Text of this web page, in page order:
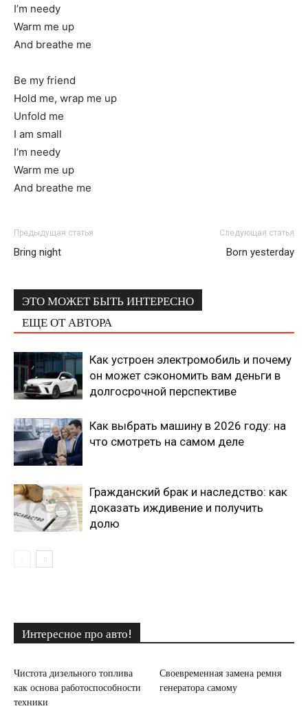
I’m needy
Warm me up
And breathe me
Be my friend
Hold me, wrap me up
Unfold me
I am small
I’m needy
Warm me up
And breathe me
Предыдущая статья
Bring night
Следующая статья
Born yesterday
ЭТО МОЖЕТ БЫТЬ ИНТЕРЕСНО
ЕЩЕ ОТ АВТОРА
Как устроен электромобиль и почему
он может сэкономить вам деньги в
долгосрочной перспективе
Как выбрать машину в 2026 году: на
что смотреть на самом деле
Гражданский брак и наследство: как
доказать иждивение и получить
долю
Интересное про авто!
Чистота дизельного топлива
как основа работоспособности
техники
Своевременная замена ремня
генератора самому